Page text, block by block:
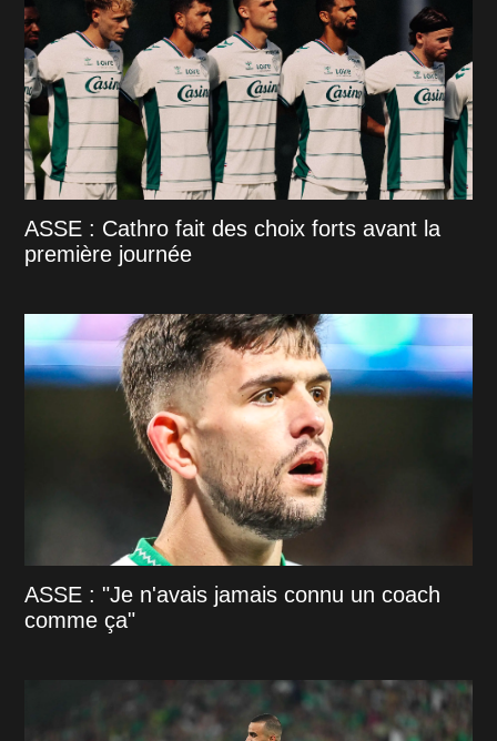
ASSE : Cathro fait des choix forts avant la
première journée
ASSE : "Je n'avais jamais connu un coach
comme ça"